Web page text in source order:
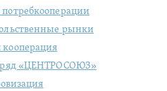
рынки
«ЦЕНТРОСОЮЗ»